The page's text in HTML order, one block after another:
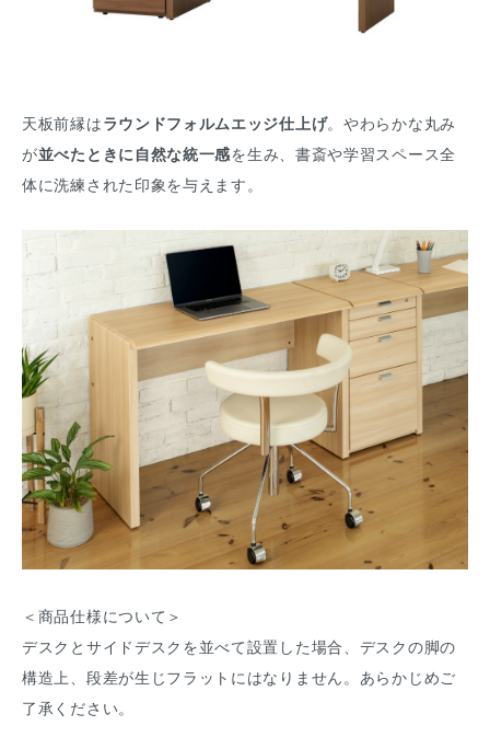
天板前縁はラウンドフォルムエッジ仕上げ。やわらかな丸み
が並べたときに自然な統一感を生み、書斎や学習スペース全
体に洗練された印象を与えます。
＜商品仕様について＞
デスクとサイドデスクを並べて設置した場合、デスクの脚の
構造上、段差が生じフラットにはなりません。あらかじめご
了承ください。